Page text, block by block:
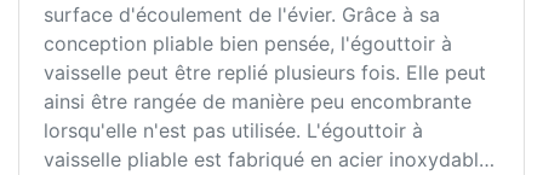
surface d'écoulement de l'évier. Grâce à sa
conception pliable bien pensée, l'égouttoir à
vaisselle peut être replié plusieurs fois. Elle peut
ainsi être rangée de manière peu encombrante
lorsqu'elle n'est pas utilisée. L'égouttoir à
vaisselle pliable est fabriqué en acier inoxydable